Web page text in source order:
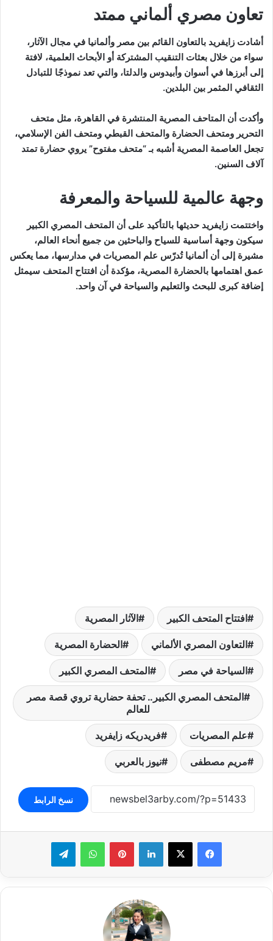
تعاون مصري ألماني ممتد
أشادت زايفريد بالتعاون القائم بين مصر وألمانيا في مجال الآثار،
سواء من خلال بعثات التنقيب المشتركة أو الأبحاث العلمية، لافتة
إلى أبرزها في أسوان وأبيدوس والدلتا، والتي تعد نموذجًا للتبادل
الثقافي المثمر بين البلدين.
وأكدت أن المتاحف المصرية المنتشرة في القاهرة، مثل متحف
التحرير ومتحف الحضارة والمتحف القبطي ومتحف الفن الإسلامي،
تجعل العاصمة المصرية أشبه بـ “متحف مفتوح” يروي حضارة تمتد
آلاف السنين.
وجهة عالمية للسياحة والمعرفة
واختتمت زايفريد حديثها بالتأكيد على أن المتحف المصري الكبير
سيكون وجهة أساسية للسياح والباحثين من جميع أنحاء العالم،
مشيرة إلى أن ألمانيا تُدرّس علم المصريات في مدارسها، مما يعكس
عمق اهتمامها بالحضارة المصرية، مؤكدة أن افتتاح المتحف سيمثل
إضافة كبرى للبحث والتعليم والسياحة في آن واحد.
افتتاح المتحف الكبير الآثار المصرية
التعاون المصري الألماني الحضارة المصرية
السياحة في مصر المتحف المصري الكبير
المتحف المصري الكبير.. تحفة حضارية تروي قصة مصر
للعالم
علم المصريات فريدريكه زايفريد
مريم مصطفى نيوز بالعربي
نسخ الرابط
لينكدإن بينتيريستواتساب تيلقرام